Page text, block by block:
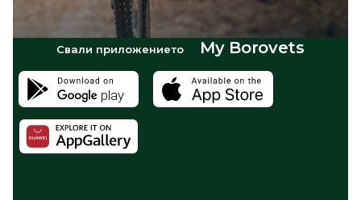
Свали приложението My Borovets